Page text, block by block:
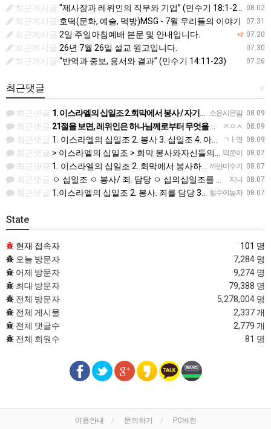
08.02
최근게시글 "제사장과 레위인의 직무와 기업” (민수기 18:1-20)
07.31
최근게시글 호떡(문화, 예술, 먹방)MSG - 7월 우리들의 이야기
+7 07.30
최근게시글 2일 주일아침예배 본문 및 안내입니다.
07.30
최근게시글 26년 7월 26일 설교 원고입니다.
07.26
최근게시글 “반역과 중보, 용서와 결과” (민수기 14:11-23)
+
최근댓글
소은시은맘 08.09
최근댓글 1. 이스라엘의 십일조 2.회막에서 봉사 / 자기들의 죄를 담당 3.십일조 4.아름다운것 5.이스라엘 자손의…
ㅈㅇㅅ 08.09
최근댓글 21절을 보면, 레위인은 하나님께로부터 무엇을 기업으로 받았습니까? > 이스라엘의 십일조 - 23절에 의하면…
ㄱㅏ영 08.09
최근댓글 1. 이스라엘의 십일조 2. 봉사 3. 십일조 4. 아름다운 것, 거룩하게 한 부분 5. 죄를 담당하는 것
덕쭌이 08.07
최근댓글 > 이스라엘의 십일조 > 회막 봉사와자신들의 죄 > 십일조의 십일조 > 가장 좋은 부분 > 성물을 더럽히지 …
까만미수기 08.07
최근댓글 1. 이스라엘의 십일조 2. 회막에서 봉사하며 자기들의 죄를 담당 3. 열째 몫. 십일조의 십일조 4. 받은…
지니 08.07
최근댓글 ㅇ 십일조 ㅇ 봉사/ 죄. 담당 ㅇ 십의십일조를 저제물로 드림 ㅇ 흠 없고 아름다운것 ㅇ 죄 / 죽음
철수야놀자 08.07
최근댓글 1.이스라엘의 십일조 2. 봉사. 죄를 담당 3.십일조 4 흠 없이 좋은 것 5.죄. 죽음
State
현재 접속자
101 명
오늘 방문자
7,284 명
어제 방문자
9,274 명
최대 방문자
79,388 명
전체 방문자
5,278,004 명
전체 게시물
2,337 개
전체 댓글수
2,779 개
전체 회원수
81 명
이용안내 문의하기 PC버전